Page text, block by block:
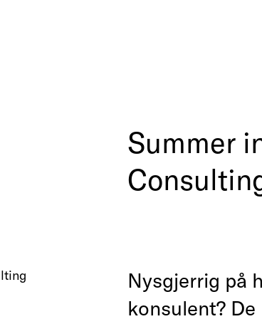
Summer
Nysgjerrig på
konsulent?